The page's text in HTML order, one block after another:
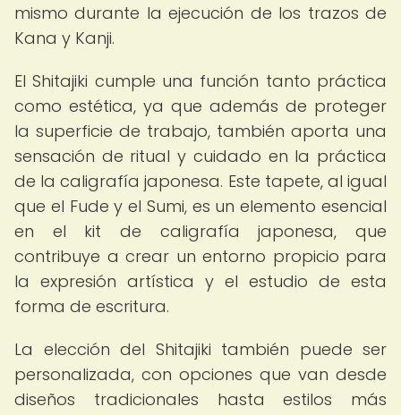
mismo durante la ejecución de los trazos de
Kana y Kanji.
El Shitajiki cumple una función tanto práctica
como estética, ya que además de proteger
la superficie de trabajo, también aporta una
sensación de ritual y cuidado en la práctica
de la caligrafía japonesa. Este tapete, al igual
que el Fude y el Sumi, es un elemento esencial
en el kit de caligrafía japonesa, que
contribuye a crear un entorno propicio para
la expresión artística y el estudio de esta
forma de escritura.
La elección del Shitajiki también puede ser
personalizada, con opciones que van desde
diseños tradicionales hasta estilos más